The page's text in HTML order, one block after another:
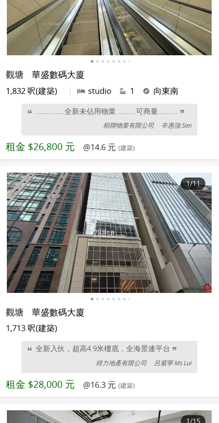
觀塘 華盛數碼大廈
1,832 呎(建築) | studio 1 向東南
…………….全新未佔用物業 ……….可商量………..
栢聯物業有限公司 辛惠強 San
租金 $26,800 元 @14.6 元 (建築)
1/11
觀塘 華盛數碼大廈
1,713 呎(建築)
全新入伙，超高4.9米樓底，全海景連平台
得力地產有限公司 呂紫寧 Ms Lui
租金 $28,000 元 @16.3 元 (建築)
1/15